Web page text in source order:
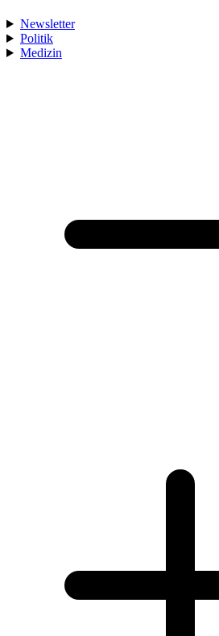
Newsletter
Politik
Medizin